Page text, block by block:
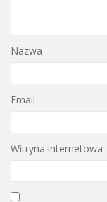
Nazwa
Email
Witryna internetowa